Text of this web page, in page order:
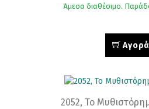
Άμεσα διαθέσιμο.
Αγορά
2052, Το